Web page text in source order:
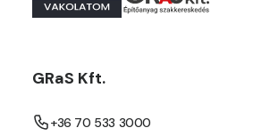
GRaS Kft.
+36 70 533 3000